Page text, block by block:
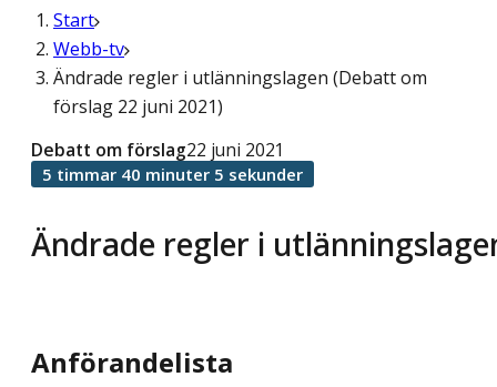
Start
Webb-tv
Ändrade regler i utlänningslagen (Debatt om
förslag 22 juni 2021)
Ändrade regler i
Debatt om förslag22 juni 2021
5 timmar 40 minuter 5 sekunder
Anförandelista